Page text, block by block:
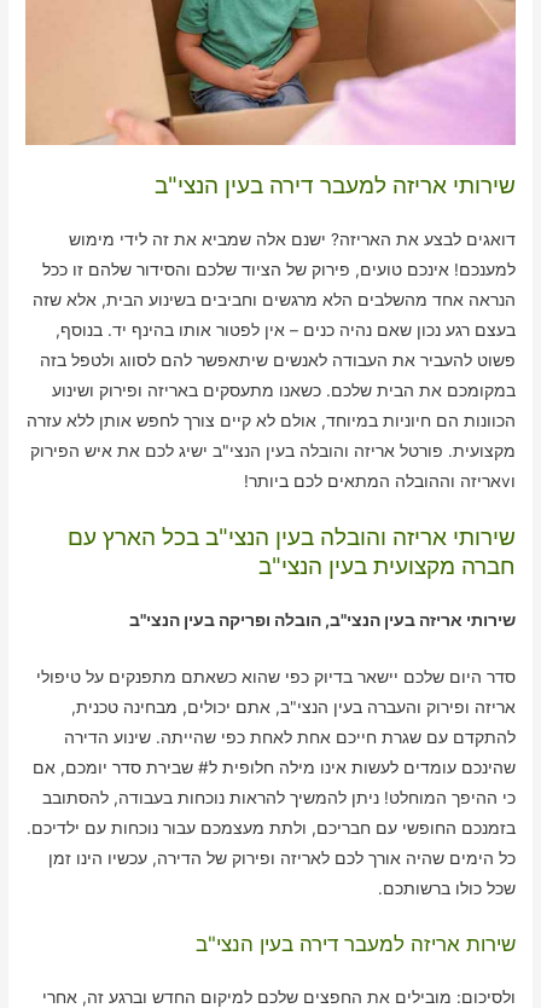
שירותי אריזה למעבר דירה בעין הנצי"ב
דואגים לבצע את האריזה? ישנם אלה שמביא את זה לידי מימוש
למענכם! אינכם טועים, פירוק של הציוד שלכם והסידור שלהם זו ככל
הנראה אחד מהשלבים הלא מרגשים וחביבים בשינוע הבית, אלא שזה
בעצם רגע נכון שאם נהיה כנים – אין לפטור אותו בהינף יד. בנוסף,
פשוט להעביר את העבודה לאנשים שיתאפשר להם לסווג ולטפל בזה
במקומכם את הבית שלכם. כשאנו מתעסקים באריזה ופירוק ושינוע
הכוונות הם חיוניות במיוחד, אולם לא קיים צורך לחפש אותן ללא עזרה
מקצועית. פורטל אריזה והובלה בעין הנצי"ב ישיג לכם את איש הפירוק
וvאריזה וההובלה המתאים לכם ביותר!
שירותי אריזה והובלה בעין הנצי"ב בכל הארץ עם
חברה מקצועית בעין הנצי"ב
שירותי אריזה בעין הנצי"ב, הובלה ופריקה בעין הנצי"ב
סדר היום שלכם יישאר בדיוק כפי שהוא כשאתם מתפנקים על טיפולי
אריזה ופירוק והעברה בעין הנצי"ב, אתם יכולים, מבחינה טכנית,
להתקדם עם שגרת חייכם אחת לאחת כפי שהייתה. שינוע הדירה
שהינכם עומדים לעשות אינו מילה חלופית ל# שבירת סדר יומכם, אם
כי ההיפך המוחלט! ניתן להמשיך להראות נוכחות בעבודה, להסתובב
בזמנכם החופשי עם חבריכם, ולתת מעצמכם עבור נוכחות עם ילדיכם.
כל הימים שהיה אורך לכם לאריזה ופירוק של הדירה, עכשיו הינו זמן
שכל כולו ברשותכם.
שירות אריזה למעבר דירה בעין הנצי"ב
ולסיכום: מובילים את החפצים שלכם למיקום החדש וברגע זה, אחרי